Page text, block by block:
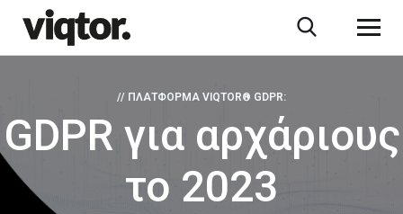
// ΠΛΑΤΦΌΡΜΑ VIQTOR® GDPR:
GDPR για αρχάριους
το 2023